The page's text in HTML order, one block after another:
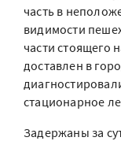
часть в
видимости
части стоящего
доставлен в
стационарное
Задержаны за